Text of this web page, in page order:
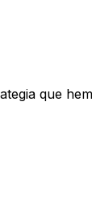
que